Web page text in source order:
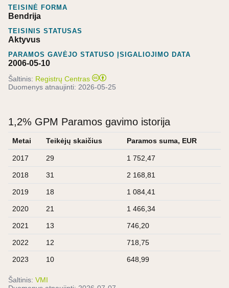
TEISINĖ FORMA
Bendrija
TEISINIS STATUSAS
Aktyvus
PARAMOS GAVĖJO STATUSO ĮSIGALIOJIMO DATA
2006-05-10
Šaltinis: Registrų Centras
Duomenys atnaujinti: 2026-05-25
1,2% GPM Paramos gavimo istorija
Metai Teikėjų skaičius Paramos suma, EUR
2017 29 1 752,47
2018 31 2 168,81
2019 18 1 084,41
2020 21 1 466,34
2021 13 746,20
2022 12 718,75
2023 10 648,99
Šaltinis: VMI